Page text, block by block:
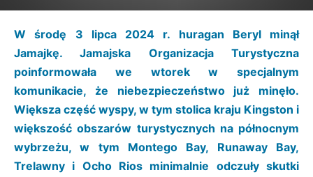
W środę 3 lipca 2024 r. huragan Beryl minął
Jamajkę. Jamajska Organizacja Turystyczna
poinformowała we wtorek w specjalnym
komunikacie, że niebezpieczeństwo już minęło.
Większa część wyspy, w tym stolica kraju Kingston i
większość obszarów turystycznych na północnym
wybrzeżu, w tym Montego Bay, Runaway Bay,
Trelawny i Ocho Rios minimalnie odczuły skutki